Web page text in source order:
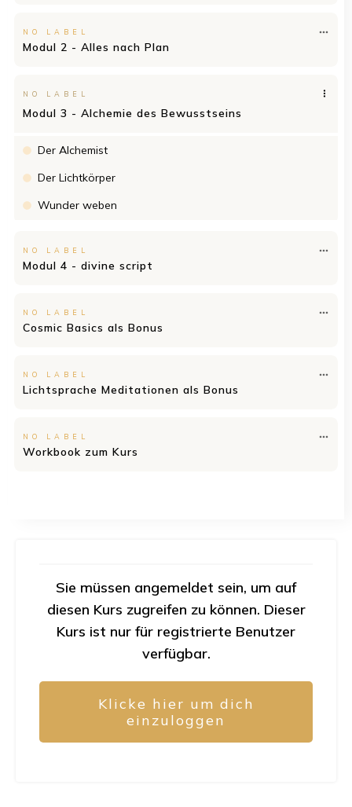
Sie müssen angemeldet sein, um auf
diesen Kurs zugreifen zu können. Dieser
Kurs ist nur für registrierte Benutzer
verfügbar.
Klicke hier um dich
einzuloggen
NO LABEL
Modul 2 - Alles nach Plan
NO LABEL
Modul 3 - Alchemie des Bewusstseins
Der Alchemist
Der Lichtkörper
Wunder weben
NO LABEL
Modul 4 - divine script
NO LABEL
Cosmic Basics als Bonus
NO LABEL
Lichtsprache Meditationen als Bonus
NO LABEL
Workbook zum Kurs